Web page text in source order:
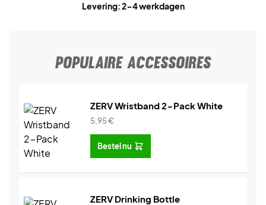
Levering: 2-4 werkdagen
POPULAIRE ACCESSOIRES
ZERV Wristband 2-Pack White
5,95€
Bestel nu
ZERV Drinking Bottle